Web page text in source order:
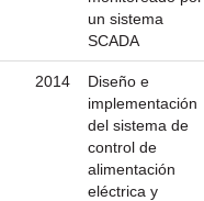
un sistema
SCADA
2014
Diseño e
implementación
del sistema de
control de
alimentación
eléctrica y